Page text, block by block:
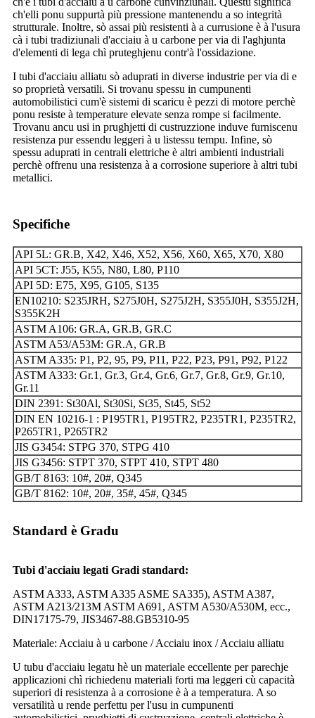
ch'elli ponu suppurtà più pressione mantenendu a so integrità
strutturale. Inoltre, sò assai più resistenti à a currusione è à l'usura
cà i tubi tradiziunali d'acciaiu à u carbone per via di l'aghjunta
d'elementi di lega chì pruteghjenu contr'à l'ossidazione.
I tubi d'acciaiu alliatu sò aduprati in diverse industrie per via di e
so proprietà versatili. Si trovanu spessu in cumpunenti
automobilistici cum'è sistemi di scaricu è pezzi di motore perchè
ponu resiste à temperature elevate senza rompe si facilmente.
Trovanu ancu usi in prughjetti di custruzzione induve furniscenu
resistenza pur essendu leggeri à u listessu tempu. Infine, sò
spessu aduprati in centrali elettriche è altri ambienti industriali
perchè offrenu una resistenza à a corrosione superiore à altri tubi
metallici.
Specifiche
API 5L: GR.B, X42, X46, X52, X56, X60, X65, X70, X80
API 5CT: J55, K55, N80, L80, P110
API 5D: E75, X95, G105, S135
EN10210: S235JRH, S275J0H, S275J2H, S355J0H, S355J2H,
S355K2H
ASTM A106: GR.A, GR.B, GR.C
ASTM A53/A53M: GR.A, GR.B
ASTM A335: P1, P2, 95, P9, P11, P22, P23, P91, P92, P122
ASTM A333: Gr.1, Gr.3, Gr.4, Gr.6, Gr.7, Gr.8, Gr.9, Gr.10,
Gr.11
DIN 2391: St30Al, St30Si, St35, St45, St52
DIN EN 10216-1 : P195TR1, P195TR2, P235TR1, P235TR2,
P265TR1, P265TR2
JIS G3454: STPG 370, STPG 410
JIS G3456: STPT 370, STPT 410, STPT 480
GB/T 8163: 10#, 20#, Q345
GB/T 8162: 10#, 20#, 35#, 45#, Q345
Standard è Gradu
Tubi d'acciaiu legati Gradi standard:
ASTM A333, ASTM A335 ASME SA335), ASTM A387,
ASTM A213/213M ASTM A691, ASTM A530/A530M, ecc.,
DIN17175-79, JIS3467-88.GB5310-95
Materiale: Acciaiu à u carbone / Acciaiu inox / Acciaiu alliatu
U tubu d'acciaiu legatu hè un materiale eccellente per parechje
applicazioni chì richiedenu materiali forti ma leggeri cù capacità
superiori di resistenza à a corrosione è à a temperatura. A so
versatilità u rende perfettu per l'usu in cumpunenti